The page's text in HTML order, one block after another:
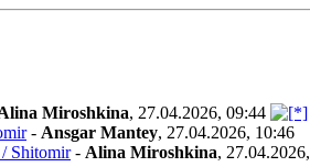
Miroshkina, 27.04.2026, 09:44
- Ansgar Mantey, 27.04.2026, 10:46
Shitomir- Alina Miroshkina,